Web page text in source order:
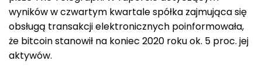
wyników w czwartym kwartale spółka zajmująca się
obsługą transakcji elektronicznych poinformowała,
że bitcoin stanowił na koniec 2020 roku ok. 5 proc. jej
aktywów.